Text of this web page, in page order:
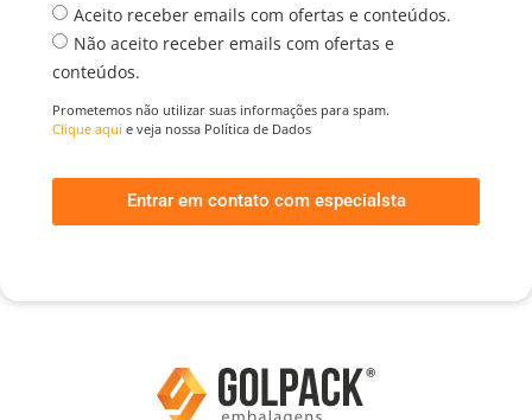
Aceito receber emails com ofertas e conteúdos.
Não aceito receber emails com ofertas e
conteúdos.
Prometemos não utilizar suas informações para spam.
Clique aqui e veja nossa Política de Dados
Entrar em contato com especialsta